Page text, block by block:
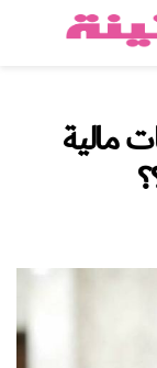
مالية